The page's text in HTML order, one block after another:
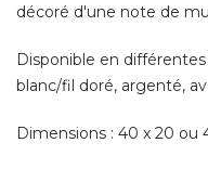
décoré d'une note de
Disponible en
blanc/fil doré, argenté,
Dimensions : 40 x 20 ou